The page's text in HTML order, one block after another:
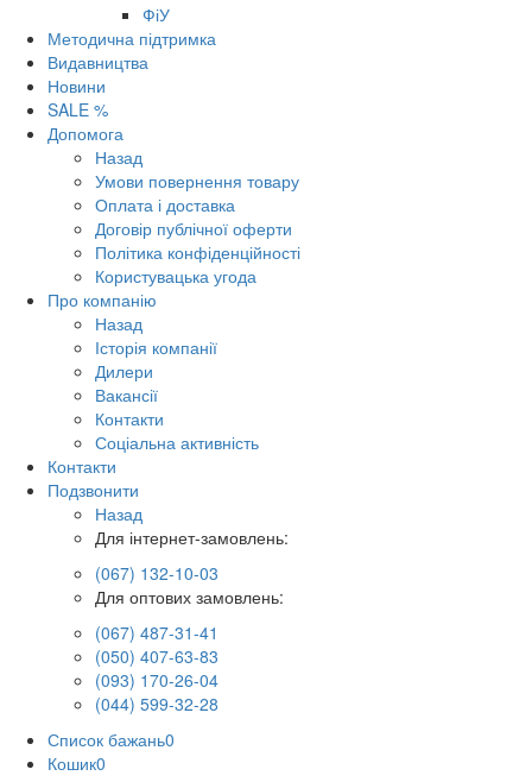
ФіУ
Методична підтримка
Видавництва
Новини
SALE %
Допомога
Назад
Умови повернення товару
Оплата і доставка
Договір публічної оферти
Політика конфіденційності
Користувацька угода
Про компанію
Назад
Історія компанії
Дилери
Вакансії
Контакти
Соціальна активність
Контакти
Подзвонити
Назад
Для інтернет-замовлень:
(067) 132-10-03
Для оптових замовлень:
(067) 487-31-41
(050) 407-63-83
(093) 170-26-04
(044) 599-32-28
Список бажань0
Кошик0